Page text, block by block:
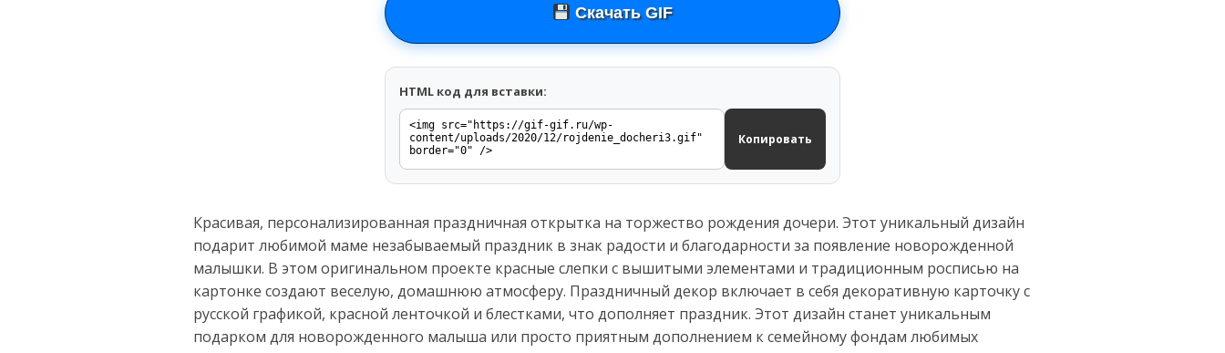
Скачать GIF
HTML код для вставки:
Копировать
Красивая, персонализированная праздничная открытка на торжество рождения дочери. Этот уникальный дизайн
подарит любимой маме незабываемый праздник в знак радости и благодарности за появление новорожденной
малышки. В этом оригинальном проекте красные слепки с вышитыми элементами и традиционным росписью на
картонке создают веселую, домашнюю атмосферу. Праздничный декор включает в себя декоративную карточку с
русской графикой, красной ленточкой и блестками, что дополняет праздник. Этот дизайн станет уникальным
подарком для новорожденного малыша или просто приятным дополнением к семейному фондам любимых